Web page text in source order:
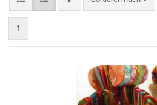
1